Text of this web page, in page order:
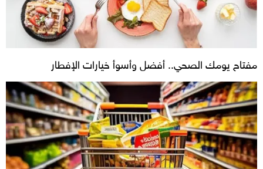
مفتاح يومك الصحي.. أفضل وأسوأ خيارات الإفطار